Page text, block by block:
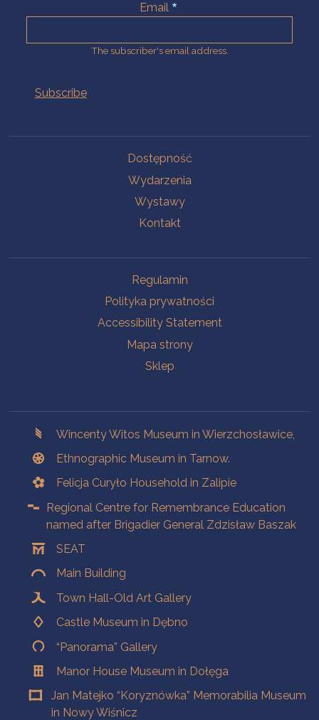
Email
The subscriber's email address.
Dostępność
Wydarzenia
Wystawy
Kontakt
Regulamin
Polityka prywatności
Accessibility Statement
Mapa strony
Sklep
Wincenty Witos Museum in Wierzchosławice,
Ethnographic Museum in Tarnow.
Felicja Curyło Household in Zalipie
Regional Centre for Remembrance Education
named after Brigadier General Zdzisław Baszak
SEAT
Main Building
Town Hall-Old Art Gallery
Castle Museum in Dębno
“Panorama” Gallery
Manor House Museum in Dołęga
Jan Matejko “Koryznówka” Memorabilia Museum
in Nowy Wiśnicz